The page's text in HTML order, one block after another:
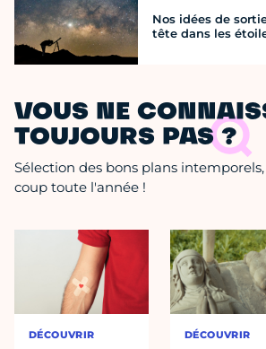
Nos idées de
tête dans les
VOUS NE
TOUJOURS PAS ?
Sélection des bons plans
coup toute l'année !
DÉCOUVRIR DÉCOUVRIR